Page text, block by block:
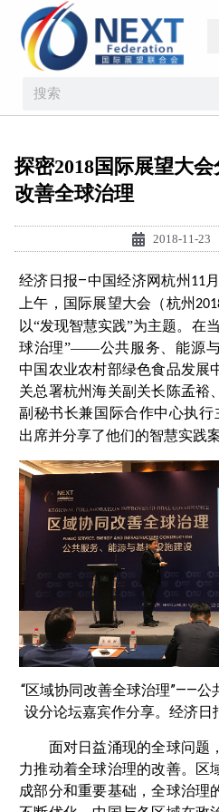
探密2018国际展望大
改善全球治理
2018-11-23
经济日报–中国经济网杭州 11月
上午，国际展望大会（杭州
以“发现智慧实践”为主题。在
球治理”——公共服务、能源与
中国农业农村部绿色食品发展
关总署杭州海关副关长陈孟裕
副秘书长兼国际合作中心执行
出席并分享了他们的智慧实践案
“区域协同改善全球治理”——公
设分论坛嘉宾作分享。经济
面对日益涌现的全球问题
力推动着全球治理的改善。区
成部分和重要基础，全球治理